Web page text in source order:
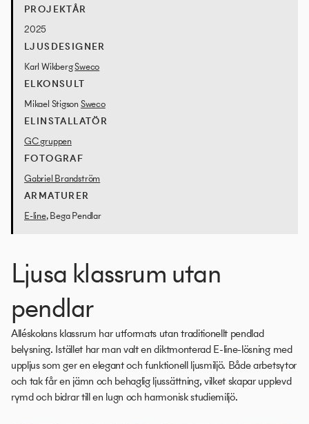
PROJEKTÅR
2025
LJUSDESIGNER
Karl WikbergSweco
ELKONSULT
Mikael StigsonSweco
ELINSTALLATÖR
GC gruppen
FOTOGRAF
Gabriel Brandström
ARMATURER
E-line, Bega Pendlar
Ljusa klassrum utan
pendlar
Alléskolans klassrum har utformats utan traditionellt pendlad
belysning. Istället har man valt en diktmonterad E-line-lösning med
uppljus som ger en elegant och funktionell ljusmiljö. Både arbetsytor
och tak får en jämn och behaglig ljussättning, vilket skapar upplevd
rymd och bidrar till en lugn och harmonisk studiemiljö.